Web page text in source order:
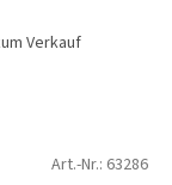
Verkauf
Art.-Nr.: 63286